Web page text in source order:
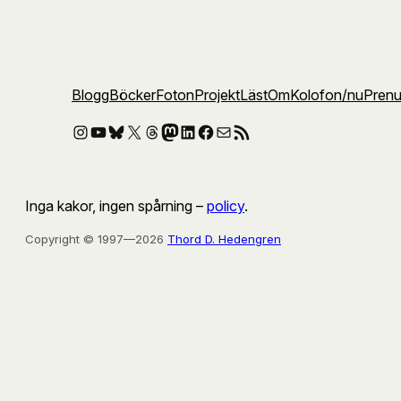
BloggBöckerFotonProjektLästOmKolofon/nu
Instagram
YouTube
Bluesky
X Threads
Mastodon
LinkedIn
Facebook
E-postRSS-flöde
Inga kakor, ingen spårning – policy.
Copyright © 1997—2026 Thord D. Hedengren